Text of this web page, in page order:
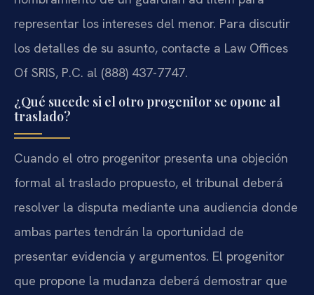
representar los intereses del menor. Para discutir
los detalles de su asunto, contacte a Law Offices
Of SRIS, P.C. al (888) 437-7747.
¿Qué sucede si el otro progenitor se opone al
traslado?
Cuando el otro progenitor presenta una objeción
formal al traslado propuesto, el tribunal deberá
resolver la disputa mediante una audiencia donde
ambas partes tendrán la oportunidad de
presentar evidencia y argumentos. El progenitor
que propone la mudanza deberá demostrar que